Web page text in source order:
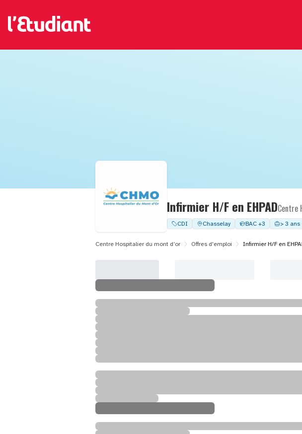
Infirmier H/F en EHPADCentre
CDI Chasselay BAC +3 > 3 ans
Centre Hospitalier du mont d’or Offres d'emploi Infirmier H/F en